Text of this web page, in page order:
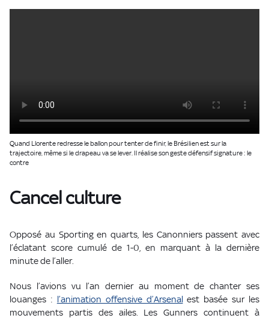
Quand Llorente redresse le ballon pour tenter de finir, le Brésilien est sur la
trajectoire, même si le drapeau va se lever. Il réalise son geste défensif signature : le
contre
Cancel culture
Opposé au Sporting en quarts, les Canonniers passent avec
l’éclatant score cumulé de 1-0, en marquant à la dernière
minute de l’aller.
Nous l’avions vu l’an dernier au moment de chanter ses
louanges : l’animation offensive d’Arsenalest basée sur les
mouvements partis des ailes. Les Gunners continuent à